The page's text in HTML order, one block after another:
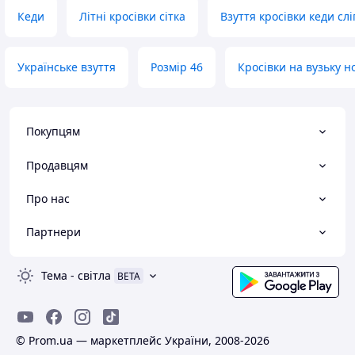
шльопанців і закінчуючи зимовими
питання.
Кеди Літні кросівки сітка Взуття кросівки кеди
Українське взуття Розмір 46 Кросівки на вузьку
Покупцям
Продавцям
Про нас
Партнери
Тема - світла BETA
© Prom.ua — маркетплейс України, 2008-2026